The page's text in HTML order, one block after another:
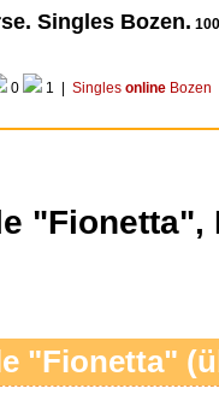
Singles Bozen.
0 1 | Singles online Bozen
"Fionetta",
"Fionetta"